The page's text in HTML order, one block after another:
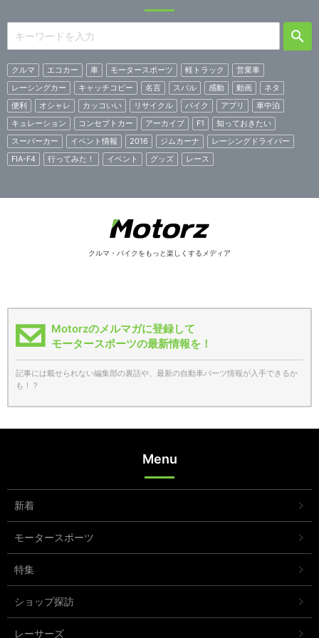
クルマ エコカー 車 モータースポーツ 軽トラック
営業車
レーシングカー
キャッチコピー 名言 スバル 感動 動画
ネタ
便利
オシャレ カッコいい リサイクル バイク アプリ
車中泊
キュレーション
コンセプトカー アーカイブ F1
知っておきたい
スーパーカー
イベント情報 2016 ジムカーナ
レーシングドライバー
FIA-F4
行ってみた！ イベント グッズ レース
クルマ・バイクをもっと楽しくするメディア
Motorzのメルマガに登録して
モータースポーツの最新情報を！
記事には載せられない編集部の裏話や、最新の自動車パーツ情報が入手できるか
も！？
Menu
新着
モータースポーツ
特集
ショップ探訪
レーサーズ